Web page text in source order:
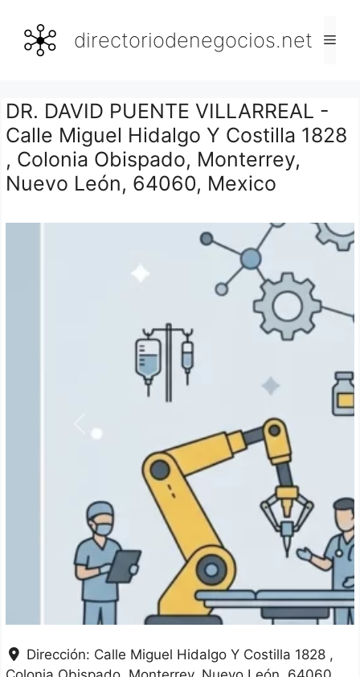
contenido
directoriodenegocios.net
DR. DAVID PUENTE VILLARREAL -
Calle Miguel Hidalgo Y Costilla 1828
, Colonia Obispado, Monterrey,
Nuevo León, 64060, Mexico
Anterior
Dirección: Calle Miguel Hidalgo Y Costilla 1828 ,